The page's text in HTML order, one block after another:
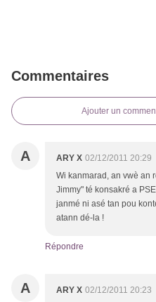
Commentaires
Ajouter un
A ARY X 02/12/2011 20:29
Wi kanmarad, an vwè an
Jimmy" té konsakré a
janmé ni asé tan pou
atann dé-la !
Répondre
A ARY X 02/12/2011 20:23